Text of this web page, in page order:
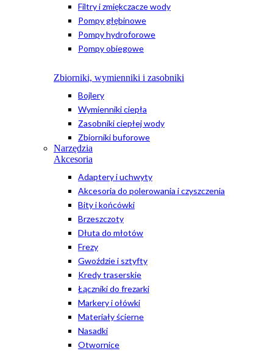
Filtry i zmiękczacze wody
Pompy głębinowe
Pompy hydroforowe
Pompy obiegowe
Zbiorniki, wymienniki i zasobniki
Bojlery
Wymienniki ciepła
Zasobniki ciepłej wody
Zbiorniki buforowe
Narzędzia
Akcesoria
Adaptery i uchwyty
Akcesoria do polerowania i czyszczenia
Bity i końcówki
Brzeszczoty
Dłuta do młotów
Frezy
Gwoździe i sztyfty
Kredy traserskie
Łączniki do frezarki
Markery i ołówki
Materiały ścierne
Nasadki
Otwornice